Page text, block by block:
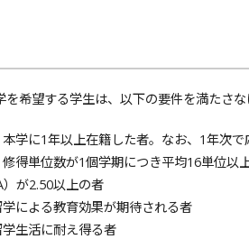
希望する学生は、以下の要件を満たさな
学に1年以上在籍した者。なお、1年次
得単位数が1個学期につき平均16単位以
が2.50以上の者
による教育効果が期待される者
生活に耐え得る者